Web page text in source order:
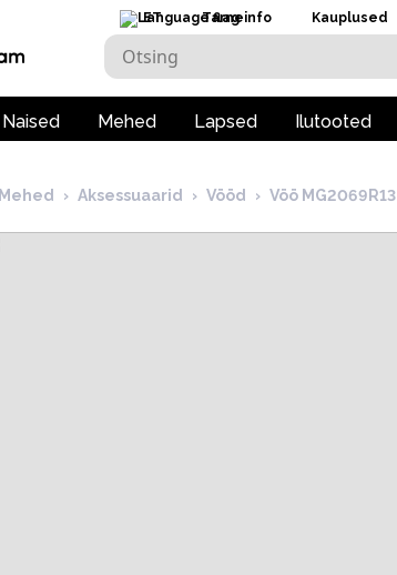
ET Tarneinfo Kauplused
Naised Mehed Lapsed Ilutooted
Mehed › Aksessuaarid › Vööd › Vöö MG2069R13